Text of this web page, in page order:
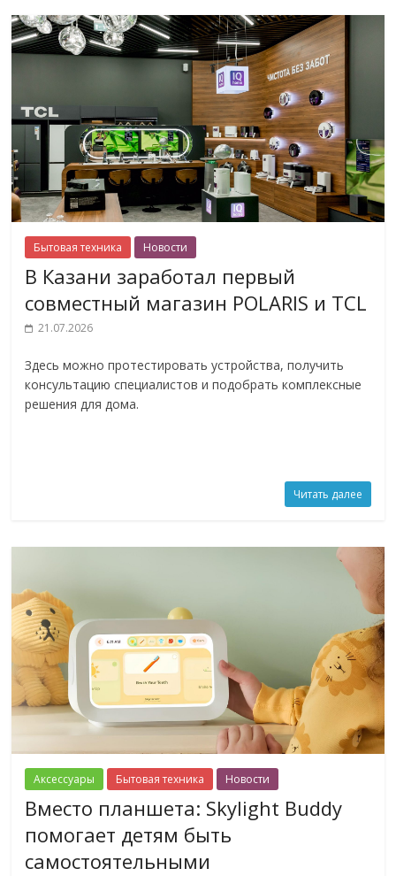
Бытовая техника Новости
В Казани заработал первый
совместный магазин POLARIS и TCL
21.07.2026
Здесь можно протестировать устройства, получить
консультацию специалистов и подобрать комплексные
решения для дома.
Читать далее
Аксессуары Бытовая техника Новости
Вместо планшета: Skylight Buddy
помогает детям быть
самостоятельными